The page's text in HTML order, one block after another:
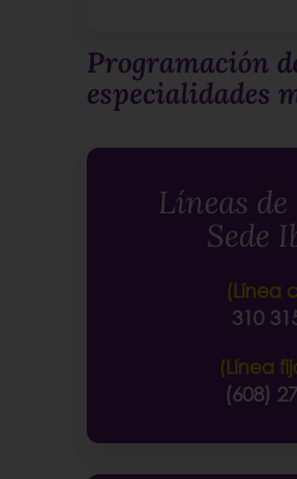
Programación
especialidades
Líneas
Sede
(Línea
310
(Línea
(608)